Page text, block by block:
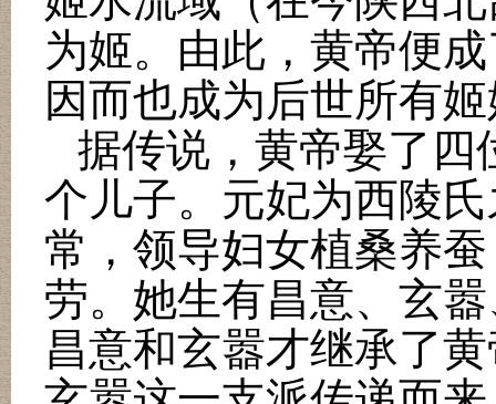
为姬。由此，黄帝便
因而也成为后世所有
据传说，黄帝娶了四
个儿子。元妃为西陵
常，领导妇女植桑养
劳。她生有昌意、玄
昌意和玄嚣才继承了